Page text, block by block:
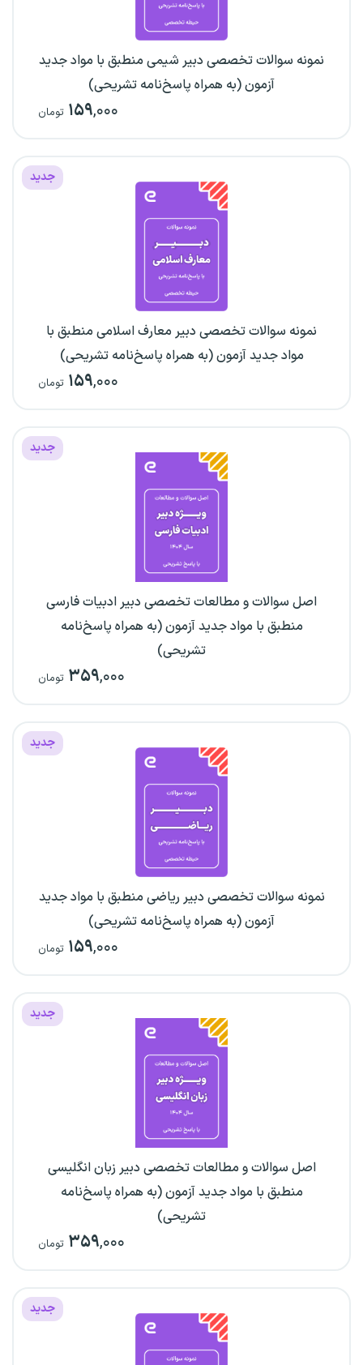
نمونه سوالات تخصصی دبیر شیمی منطبق با مواد جدید
آزمون (به همراه پاسخ‌نامه تشریحی)
۱۵۹,۰۰۰ تومان
جدید
نمونه سوالات تخصصی دبیر معارف اسلامی منطبق با
مواد جدید آزمون (به همراه پاسخ‌نامه تشریحی)
۱۵۹,۰۰۰ تومان
جدید
اصل سوالات و مطالعات تخصصی دبیر ادبیات فارسی
منطبق با مواد جدید آزمون (به همراه پاسخ‌نامه
تشریحی)
۳۵۹,۰۰۰ تومان
جدید
نمونه سوالات تخصصی دبیر ریاضی منطبق با مواد جدید
آزمون (به همراه پاسخ‌نامه تشریحی)
۱۵۹,۰۰۰ تومان
جدید
اصل سوالات و مطالعات تخصصی دبیر زبان انگلیسی
منطبق با مواد جدید آزمون (به همراه پاسخ‌نامه
تشریحی)
۳۵۹,۰۰۰ تومان
جدید